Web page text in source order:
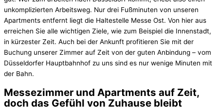
unkomplizierten Arbeitsweg. Nur drei Fußminuten von unseren
Apartments entfernt liegt die Haltestelle Messe Ost. Von hier aus
erreichen Sie alle wichtigen Ziele, wie zum Beispiel die Innenstadt,
in kürzester Zeit. Auch bei der Ankunft profitieren Sie mit der
Buchung unserer Zimmer auf Zeit von der guten Anbindung – vom
Düsseldorfer Hauptbahnhof zu uns sind es nur wenige Minuten mit
der Bahn.
Messezimmer und Apartments auf Zeit,
doch das Gefühl von Zuhause bleibt